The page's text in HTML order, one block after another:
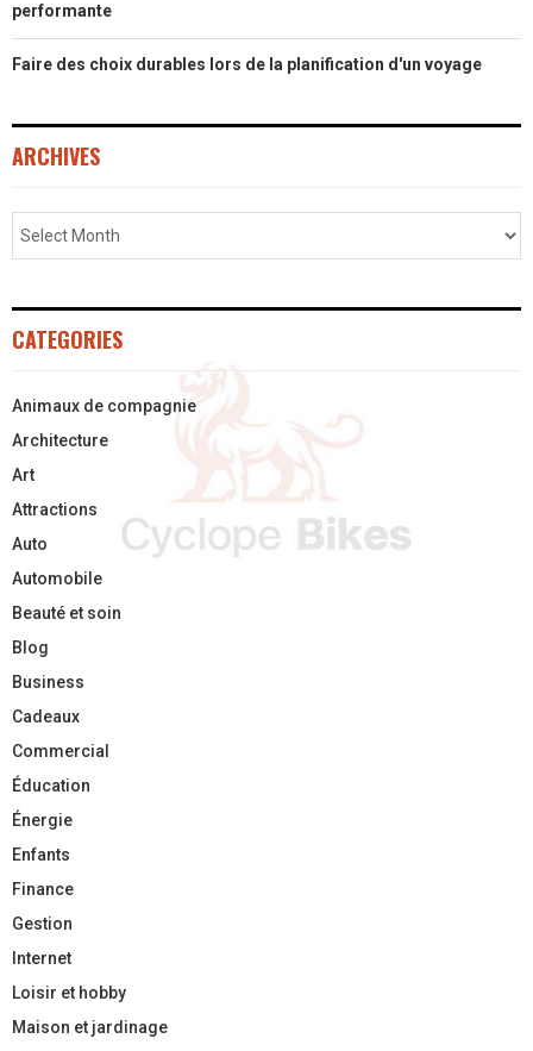
performante
Faire des choix durables lors de la planification d'un voyage
ARCHIVES
CATEGORIES
Animaux de compagnie
Architecture
Art
Attractions
Auto
Automobile
Beauté et soin
Blog
Business
Cadeaux
Commercial
Éducation
Énergie
Enfants
Finance
Gestion
Internet
Loisir et hobby
Maison et jardinage